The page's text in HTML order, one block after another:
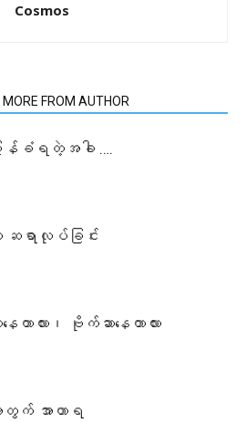
Cosmos
MORE FROM AUTHOR
ြန်ခံရတဲ့အခါ ….
ဆရာလုပ်ခြင်း
ေတာလား၊ ဗိုက်ဆာနေတာလား
က် အာဟာရ